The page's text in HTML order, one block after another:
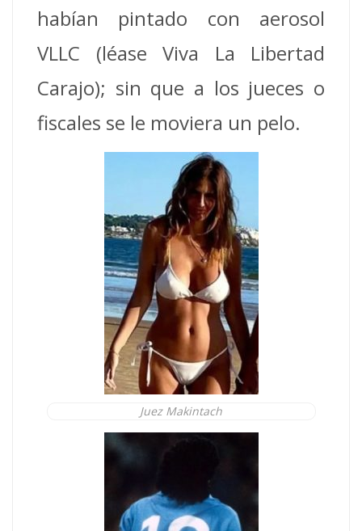
habían pintado con aerosol
VLLC (léase Viva La Libertad
Carajo); sin que a los jueces o
fiscales se le moviera un pelo.
Juez Makintach